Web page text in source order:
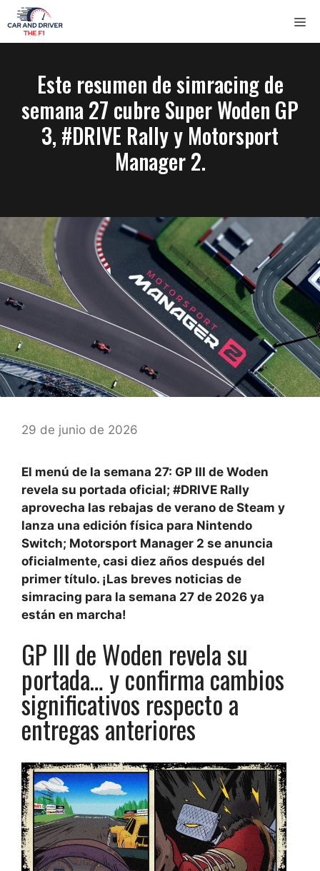
Saltar
al
contenido
Este resumen de simracing de
semana 27 cubre Super Woden GP
3, #DRIVE Rally y Motorsport
Manager 2.
29 de junio de 2026
El menú de la semana 27: GP III de Woden
revela su portada oficial; #DRIVE Rally
aprovecha las rebajas de verano de Steam y
lanza una edición física para Nintendo
Switch; Motorsport Manager 2 se anuncia
oficialmente, casi diez años después del
primer título. ¡Las breves noticias de
simracing para la semana 27 de 2026 ya
están en marcha!
GP III de Woden revela su
portada… y confirma cambios
significativos respecto a
entregas anteriores